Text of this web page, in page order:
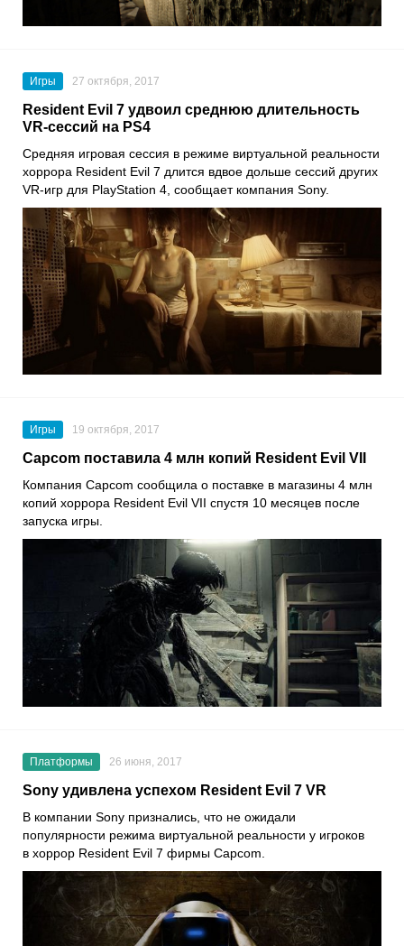
Игры 27 октября, 2017
Resident Evil 7 удвоил среднюю длительность
VR-сессий на PS4
Средняя игровая сессия в режиме виртуальной реальности
хоррора Resident Evil 7 длится вдвое дольше сессий других
VR-игр для PlayStation 4, сообщает компания Sony.
Игры 19 октября, 2017
Capcom поставила 4 млн копий Resident Evil VII
Компания Capcom сообщила о поставке в магазины 4 млн
копий хоррора Resident Evil VII спустя 10 месяцев после
запуска игры.
Платформы 26 июня, 2017
Sony удивлена успехом Resident Evil 7 VR
В компании Sony признались, что не ожидали
популярности режима виртуальной реальности у игроков
в хоррор Resident Evil 7 фирмы Capcom.